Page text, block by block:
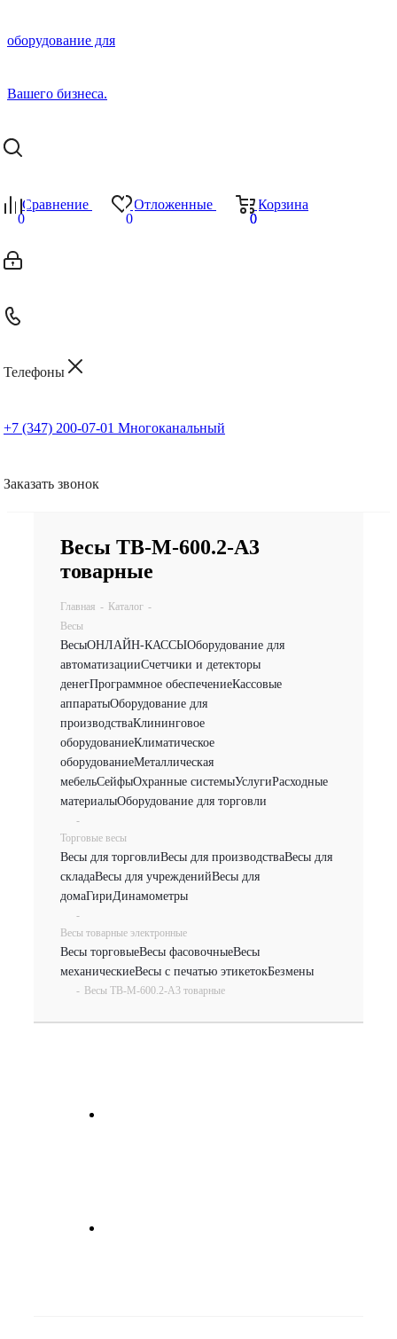
Сравнение
0
Отложенные
0
Корзина
0
0
Телефоны
+7 (347) 200-07-01 Многоканальный
Заказать звонок
Весы TB-М-600.2-А3
товарные
Главная - Каталог -
Весы
ВесыОНЛАЙН-КАССЫОборудование для
автоматизацииСчетчики и детекторы
денегПрограммное обеспечениеКассовые
аппаратыОборудование для
производстваКлининговое
оборудованиеКлиматическое
оборудованиеМеталлическая
мебельСейфыОхранные системыУслугиРасходные
материалыОборудование для торговли
-
Торговые весы
Весы для торговлиВесы для производстваВесы для
складаВесы для учрежденийВесы для
домаГириДинамометры
-
Весы товарные электронные
Весы торговыеВесы фасовочныеВесы
механическиеВесы с печатью этикетокБезмены
- Весы TB-М-600.2-А3 товарные